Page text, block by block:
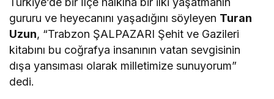
gururu ve heyecanını yaşadığını söyleyen Turan
Uzun, “Trabzon ŞALPAZARI Şehit ve Gazileri
kitabını bu coğrafya insanının vatan sevgisinin
dışa yansıması olarak milletimize sunuyorum”
dedi.